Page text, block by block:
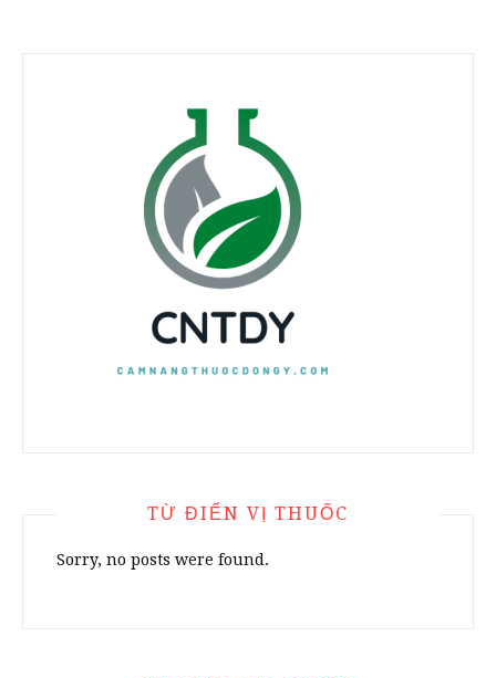
TỪ ĐIỂN VỊ THUỐC
Sorry, no posts were found.